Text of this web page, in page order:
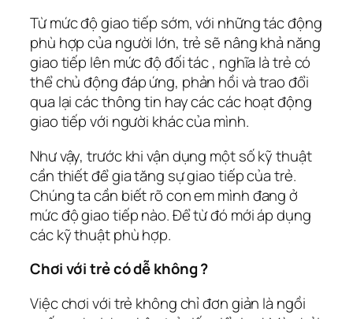
Từ mức độ giao tiếp sớm, với những tác động
phù hợp của người lớn, trẻ sẽ nâng khả năng
giao tiếp lên mức độ đối tác , nghĩa là trẻ có
thể chủ động đáp ứng, phản hồi và trao đổi
qua lại các thông tin hay các các hoạt động
giao tiếp với người khác của mình.
Như vậy, trước khi vận dụng một số kỹ thuật
cần thiết để gia tăng sự giao tiếp của trẻ.
Chúng ta cần biết rõ con em mình đang ở
mức độ giao tiếp nào. Để từ đó mới áp dụng
các kỹ thuật phù hợp.
Chơi với trẻ có dễ không ?
Việc chơi với trẻ không chỉ đơn giản là ngồi